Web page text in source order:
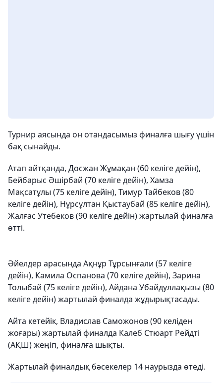
Турнир аясында он отандасымыз финалға шығу үшін
бақ сынайды.
Атап айтқанда, Досжан Жұмақан (60 келіге дейін),
Бейбарыс Әшірбай (70 келіге дейін), Хамза
Мақсатұлы (75 келіге дейін), Тимур Тайбеков (80
келіге дейін), Нұрсұлтан Қыстаубай (85 келіге дейін),
Жалғас Утебеков (90 келіге дейін) жартылай финалға
өтті.
Әйелдер арасында Ақнұр Тұрсынғали (57 келіге
дейін), Камила Оспанова (70 келіге дейін), Зарина
Толыбай (75 келіге дейін), Айдана Убайдуллақызы (80
келіге дейін) жартылай финалда жұдырықтасады.
Айта кетейік, Владислав Саможонов (90 келіден
жоғары) жартылай финалда Калеб Стюарт Рейдті
(АҚШ) жеңіп, финалға шықты.
Жартылай финалдық бәсекелер 14 наурызда өтеді.